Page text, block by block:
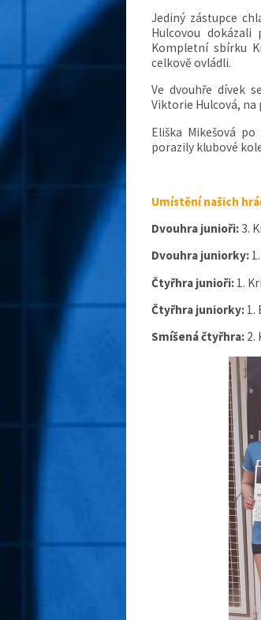
Jediný zástupce
Hulcovou
Kompletní sbírku
celkově ovládli.
Ve dvouhře dívek
Viktorie Hulcová,
Eliška Mikešová
porazily klubové
Umístění našich
Dvouhra junioři: 3.
Dvouhra juniorky:
Čtyřhra junioři: 1.
Čtyřhra juniorky: 1.
Smíšená čtyřhra: 2.